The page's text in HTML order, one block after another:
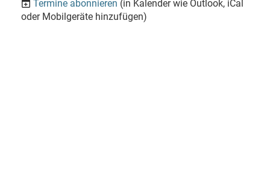
Termine abonnieren (in Kalender wie Outlook, iCal
oder Mobilgeräte hinzufügen)